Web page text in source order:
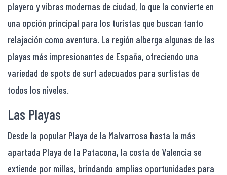
playero y vibras modernas de ciudad, lo que la convierte en
una opción principal para los turistas que buscan tanto
relajación como aventura. La región alberga algunas de las
playas más impresionantes de España, ofreciendo una
variedad de spots de surf adecuados para surfistas de
todos los niveles.
Las Playas
Desde la popular Playa de la Malvarrosa hasta la más
apartada Playa de la Patacona, la costa de Valencia se
extiende por millas, brindando amplias oportunidades para